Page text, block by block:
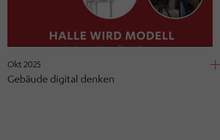
Okt 2025
Gebäude digital denken